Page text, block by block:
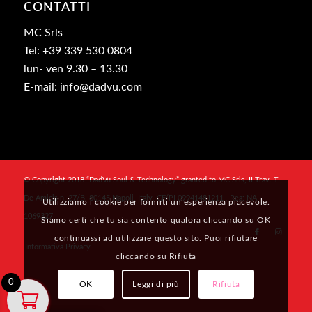
CONTATTI
MC Srls
Tel: +39 339 530 0804
lun- ven 9.30 – 13.30
E-mail: info@dadvu.com
© Copyright 2018 “DadVu Soul & Technology” granted to MC Srls, II Trav. T.
De Amicis n. 27/B, 80145 Napoli, Italy, CF/PI 09941481211 , Rea: NA-
1069327
Informativa Privacy
Utilizziamo i cookie per fornirti un’esperienza piacevole.
Siamo certi che tu sia contento qualora cliccando su OK
continuassi ad utilizzare questo sito. Puoi rifiutare
cliccando su Rifiuta
OK Leggi di più Rifiuta
0